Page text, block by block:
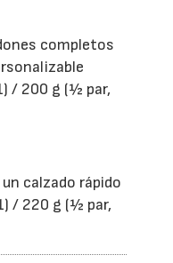
completos
/ 200 g (½ par,
calzado rápido
/ 220 g (½ par,